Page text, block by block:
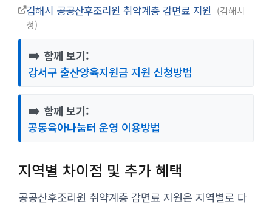
김해시 공공산후조리원 취약계층 감면료 지원
김해시
청
➡️ 함께 보기:
강서구 출산양육지원금 지원 신청방법
➡️ 함께 보기:
공동육아나눔터 운영 이용방법
지역별 차이점 및 추가 혜택
공공산후조리원 취약계층 감면료 지원은 지역별로 다